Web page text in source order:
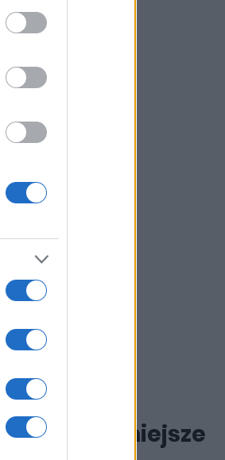
Najpopularniejsze